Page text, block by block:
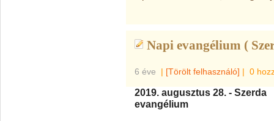
Napi evangélium (
6 éve | [Törölt felhasználó] | 0
2019. augusztus 28. - Szerda
evangélium